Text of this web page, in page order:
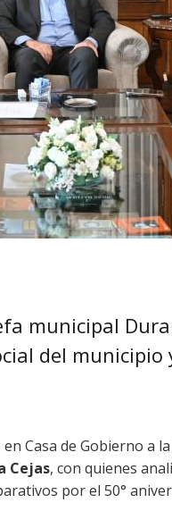
municipal
del municipio
Casa de Gobierno a
Cejas, con quienes
por el 50°